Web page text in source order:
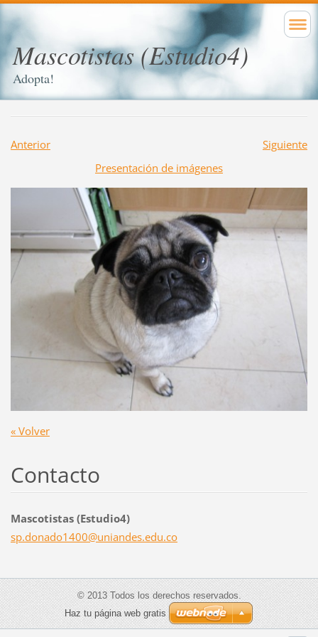
Mascotistas (Estudio4)
Adopta!
Anterior
Siguiente
Presentación de imágenes
« Volver
Contacto
Mascotistas (Estudio4)
sp.donado1400@uniandes.edu.co
© 2013 Todos los derechos reservados.
Haz tu página web gratis